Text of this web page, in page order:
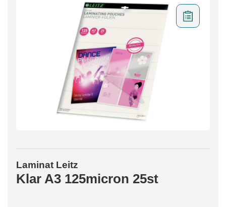
Laminat Leitz
Klar A3 125micron 25st